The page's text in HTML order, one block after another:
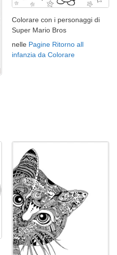
Colorare con i personaggi di
Super Mario Bros
nelle Pagine Ritorno all
infanzia da Colorare